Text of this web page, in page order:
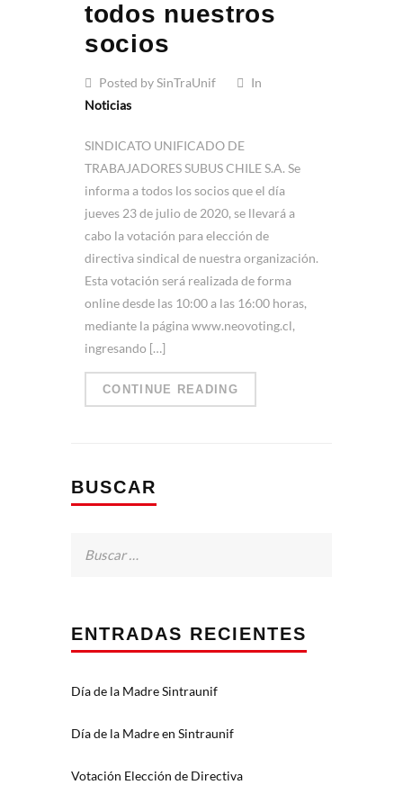
todos nuestros
socios
Posted by SinTraUnif
In
Noticias
SINDICATO UNIFICADO DE
TRABAJADORES SUBUS CHILE S.A. Se
informa a todos los socios que el día
jueves 23 de julio de 2020, se llevará a
cabo la votación para elección de
directiva sindical de nuestra organización.
Esta votación será realizada de forma
online desde las 10:00 a las 16:00 horas,
mediante la página www.neovoting.cl,
ingresando […]
CONTINUE READING
BUSCAR
ENTRADAS RECIENTES
Día de la Madre Sintraunif
Día de la Madre en Sintraunif
Votación Elección de Directiva